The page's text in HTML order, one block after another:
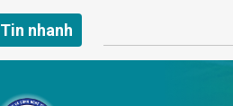
Tin nhanh